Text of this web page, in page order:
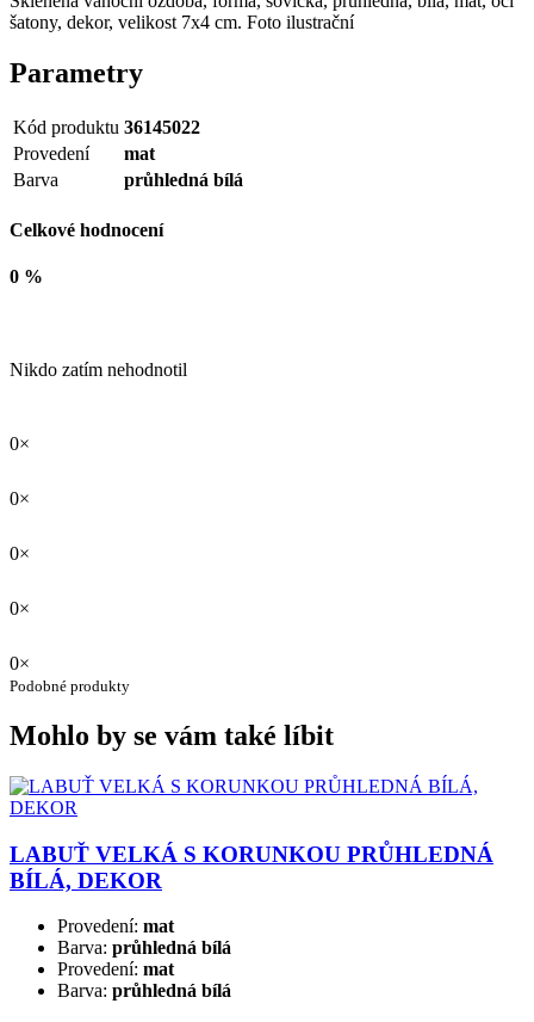
šatony, dekor, velikost 7x4 cm. Foto ilustrační
Parametry
Kód produktu 36145022
Provedení
mat
Barva
průhledná bílá
Celkové hodnocení
0 %
Nikdo zatím nehodnotil
0×
0×
0×
0×
0×
Podobné produkty
Mohlo by se vám také líbit
LABUŤ VELKÁ S KORUNKOU PRŮHLEDNÁ
BÍLÁ, DEKOR
Provedení: mat
Barva: průhledná bílá
Provedení: mat
Barva: průhledná bílá